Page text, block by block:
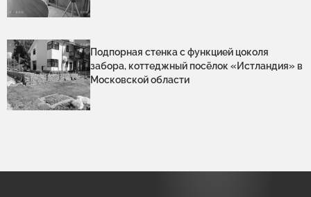
Подпорная стенка с функцией цоколя
забора, коттеджный посёлок «Истландия» в
Московской области